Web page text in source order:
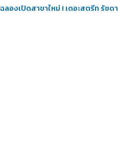
ฉลองเปิดสาขาใหม่ ! เดอะสตรีท รัชดา